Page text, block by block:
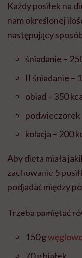
Każdy posiłek na
nam określonej
następujący
śniadanie –
II śniadanie –
obiad – 350
podwieczorek
kolacja – 200
Aby dieta miała
zachowanie 5
podjadać między
Trzeba pamiętać
150 g
70 g białek